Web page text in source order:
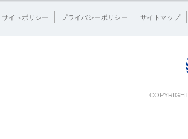
サイトポリシー プライバシーポリシー サイトマップ